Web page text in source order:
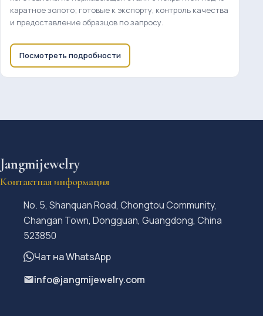
каратное золото; готовые к экспорту, контроль качества
и предоставление образцов по запросу.
Посмотреть подробности
Jangmijewelry
Контактная информация
No. 5, Shanquan Road, Chongtou Community,
Changan Town, Dongguan, Guangdong, China
523850
Чат на WhatsApp
info@jangmijewelry.com